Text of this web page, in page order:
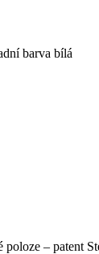
barva bílá
– patent